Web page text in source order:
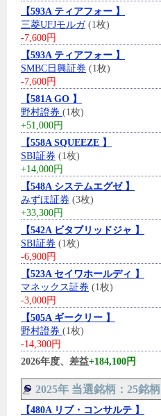
【593A ティアフォー 】
三菱UFJモルガ(1枚)
-7,600円
【593A ティアフォー 】
SMBC日興証券 (1枚)
-7,600円
【581A GO 】
野村證券 (1枚)
+51,000円
【558A SQUEEZE 】
SBI証券 (1枚)
+14,000円
【548A システムエグゼ 】
みずほ証券 (3枚)
+33,300円
【542A ビタブリッドジャ 】
SBI証券 (1枚)
-6,900円
【523A セイワホールディ 】
マネックス証券 (1枚)
-3,000円
【505A ギークリー 】
野村證券 (1枚)
-14,300円
2026年度、差益+184,100円
2025年 当選銘柄：25銘柄
【480A リブ・コンサルテ 】